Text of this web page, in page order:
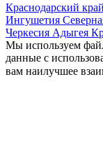
Краснодарский край
Ингушетия
Черкесия Адыгея
Мы используем
данные с
вам наилучшее